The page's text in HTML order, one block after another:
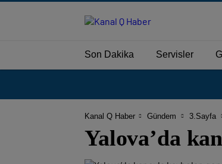
Son Dakika Servisler
Kanal Q Haber Gündem 3.Sayfa
Yalova’da